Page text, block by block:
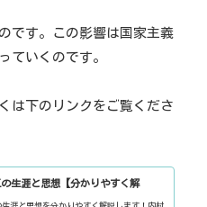
です。この影響は国家主義
ていくのです。
は下のリンクをご覧くださ
生涯と思想【分かりやすく解